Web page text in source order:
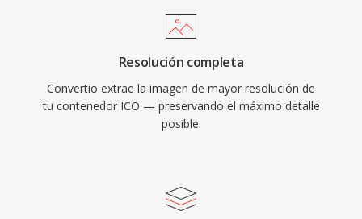
Resolución completa
Convertio extrae la imagen de mayor resolución de
tu contenedor ICO — preservando el máximo detalle
posible.